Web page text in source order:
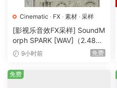
Cinematic · FX · 素材 · 采样
[影视乐音效FX采样] SoundM
orph SPARK [WAV]（2.48G
B）9小时前 免费
免费